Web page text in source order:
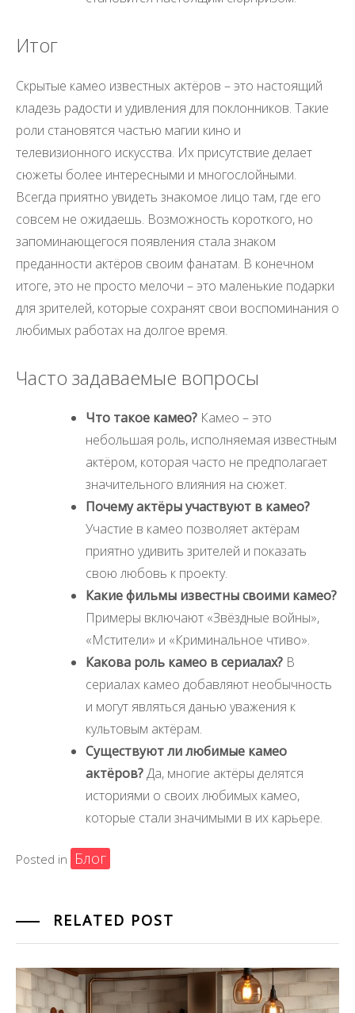
Итог
Скрытые камео известных актёров – это настоящий
кладезь радости и удивления для поклонников. Такие
роли становятся частью магии кино и
телевизионного искусства. Их присутствие делает
сюжеты более интересными и многослойными.
Всегда приятно увидеть знакомое лицо там, где его
совсем не ожидаешь. Возможность короткого, но
запоминающегося появления стала знаком
преданности актёров своим фанатам. В конечном
итоге, это не просто мелочи – это маленькие подарки
для зрителей, которые сохранят свои воспоминания о
любимых работах на долгое время.
Часто задаваемые вопросы
Что такое камео? Камео – это
небольшая роль, исполняемая известным
актёром, которая часто не предполагает
значительного влияния на сюжет.
Почему актёры участвуют в камео?
Участие в камео позволяет актёрам
приятно удивить зрителей и показать
свою любовь к проекту.
Какие фильмы известны своими камео?
Примеры включают «Звёздные войны»,
«Мстители» и «Криминальное чтиво».
Какова роль камео в сериалах? В
сериалах камео добавляют необычность
и могут являться данью уважения к
культовым актёрам.
Существуют ли любимые камео
актёров?Да, многие актёры делятся
историями о своих любимых камео,
которые стали значимыми в их карьере.
Posted in Блог
RELATED POST